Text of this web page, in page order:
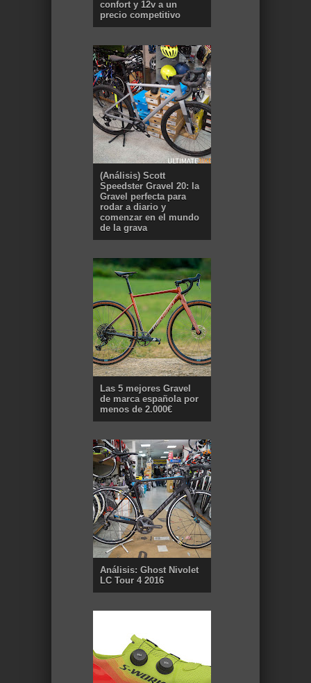
confort y 12v a un
precio competitivo
(Análisis) Scott
Speedster Gravel 20: la
Gravel perfecta para
rodar a diario y
comenzar en el mundo
de la grava
Las 5 mejores Gravel
de marca española por
menos de 2.000€
Análisis: Ghost Nivolet
LC Tour 4 2016